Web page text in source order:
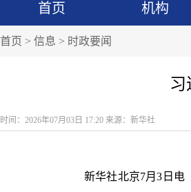
首页 机构
首页 > 信息 > 时政要闻
习
时间：2026年07月03日 17:20 来源：新华社
新华社北京7月3日电